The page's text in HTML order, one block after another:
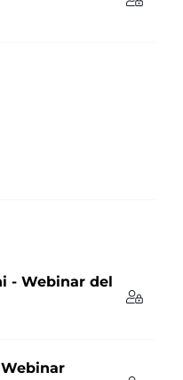
- Webinar del